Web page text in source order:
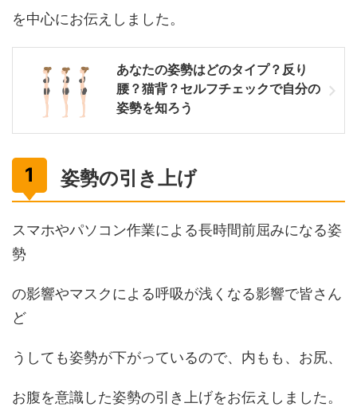
を中心にお伝えしました。
あなたの姿勢はどのタイプ？反り
腰？猫背？セルフチェックで自分の
姿勢を知ろう
姿勢の引き上げ
スマホやパソコン作業による長時間前屈みになる姿
勢
の影響やマスクによる呼吸が浅くなる影響で皆さん
ど
うしても姿勢が下がっているので、内もも、お尻、
お腹を意識した姿勢の引き上げをお伝えしました。